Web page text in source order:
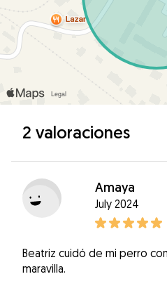
2 valoraciones
Amaya
July 2024
Beatriz cuidó de mi perro
maravilla.